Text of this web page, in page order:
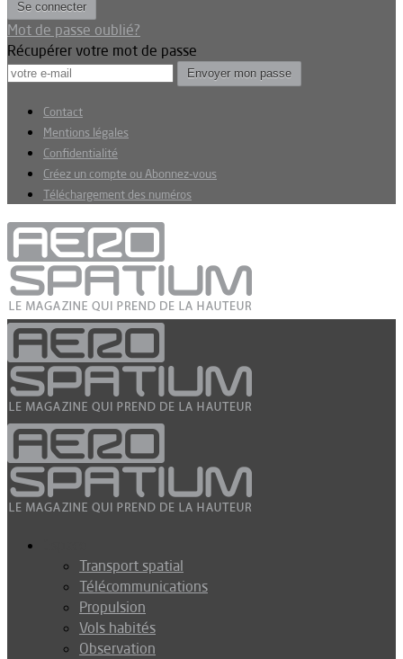
Mot de passe oublié?
Récupérer votre mot de passe
Contact
Mentions légales
Confidentialité
Créez un compte ou Abonnez-vous
Téléchargement des numéros
Transport spatial
Télécommunications
Propulsion
Vols habités
Observation